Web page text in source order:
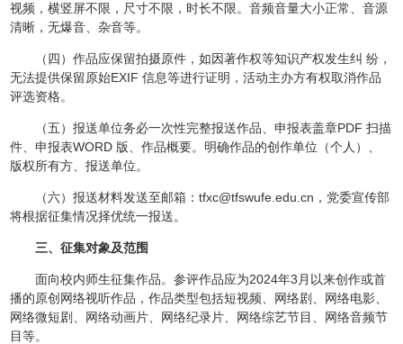
视频，横竖屏不限，尺寸不限，时长不限。音频音量大小正常、音源
清晰，无爆音、杂音等。
（四）作品应保留拍摄原件，如因著作权等知识产权发生纠 纷，
无法提供保留原始EXIF 信息等进行证明，活动主办方有权取消作品
评选资格。
（五）报送单位务必一次性完整报送作品、申报表盖章PDF 扫描
件、申报表WORD 版、作品概要。明确作品的创作单位（个人）、
版权所有方、报送单位。
（六）报送材料发送至邮箱：tfxc@tfswufe.edu.cn，党委宣传部
将根据征集情况择优统一报送。
三、征集对象及范围
面向校内师生征集作品。参评作品应为2024年3月以来创作或首
播的原创网络视听作品，作品类型包括短视频、网络剧、网络电影、
网络微短剧、网络动画片、网络纪录片、网络综艺节目、网络音频节
目等。